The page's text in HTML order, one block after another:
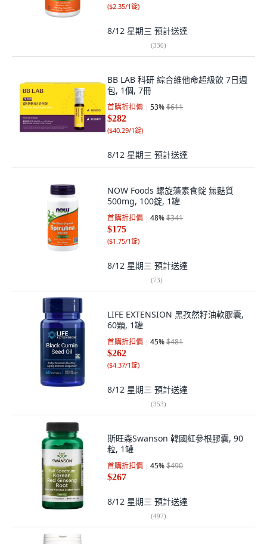
($2.35/1錠)
8/12 星期三 預計送達
(330)
BB LAB 科研 綜合維他命超級飲 7日週
包, 1個, 7冊
首購折扣價 53%$611
$282
($40.29/1錠)
8/12 星期三 預計送達
NOW Foods 螺旋藻素食錠 無麩質
500mg, 100錠, 1罐
首購折扣價 48%$341
$175
($1.75/1錠)
8/12 星期三 預計送達
(73)
LIFE EXTENSION 黑孜然籽油軟膠囊,
60顆, 1罐
首購折扣價 45%$481
$262
($4.37/1錠)
8/12 星期三 預計送達
(353)
斯旺森Swanson 韓國紅參根膠囊, 90
粒, 1罐
首購折扣價 45%$490
$267
8/12 星期三 預計送達
(497)